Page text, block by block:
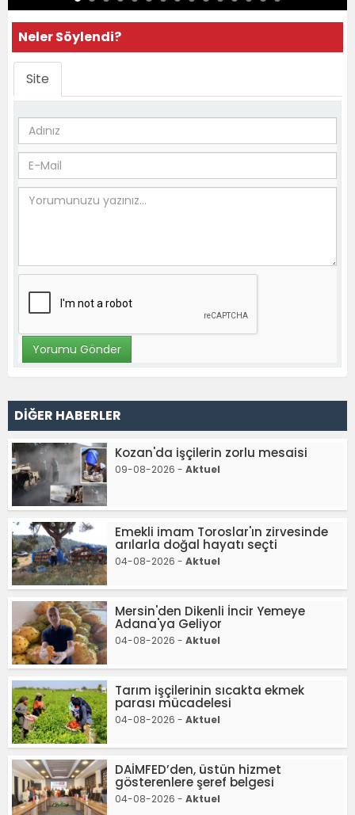
Neler Söylendi?
Site
DİĞER HABERLER
Kozan'da işçilerin zorlu mesaisi
09-08-2026 - Aktuel
Emekli imam Toroslar'ın zirvesinde
arılarla doğal hayatı seçti
04-08-2026 - Aktuel
Mersin'den Dikenli İncir Yemeye
Adana'ya Geliyor
04-08-2026 - Aktuel
Tarım işçilerinin sıcakta ekmek
parası mücadelesi
04-08-2026 - Aktuel
DAİMFED’den, üstün hizmet
gösterenlere şeref belgesi
04-08-2026 - Aktuel